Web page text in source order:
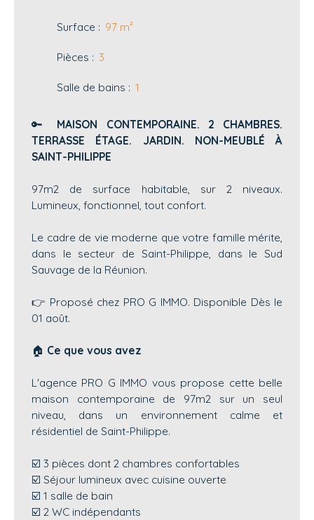
Surface : 97 m²
Pièces : 3
Salle de bains : 1
🔑
MAISON CONTEMPORAINE. 2 CHAMBRES.
TERRASSE ÉTAGE. JARDIN. NON-MEUBLÉ À
SAINT-PHILIPPE
97m2 de surface habitable, sur 2 niveaux.
Lumineux, fonctionnel, tout confort.
Le cadre de vie moderne que votre famille mérite,
dans le secteur de Saint-Philippe, dans le Sud
Sauvage de la Réunion.
👉 Proposé chez PRO G IMMO. Disponible Dès le
01 août.
🏠 Ce que vous avez
L'agence PRO G IMMO vous propose cette belle
maison contemporaine de 97m2 sur un seul
niveau, dans un environnement calme et
résidentiel de Saint-Philippe.
☑️ 3 pièces dont 2 chambres confortables
☑️ Séjour lumineux avec cuisine ouverte
☑️ 1 salle de bain
☑️ 2 WC indépendants